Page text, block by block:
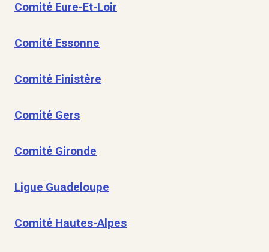
Comité Eure-Et-Loir
Comité Essonne
Comité Finistère
Comité Gers
Comité Gironde
Ligue Guadeloupe
Comité Hautes-Alpes